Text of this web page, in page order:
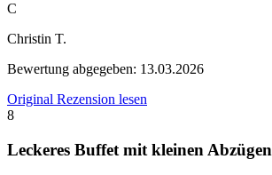
C
Christin T.
Bewertung abgegeben: 13.03.2026
Original Rezension lesen
8
Leckeres Buffet mit kleinen Abzügen